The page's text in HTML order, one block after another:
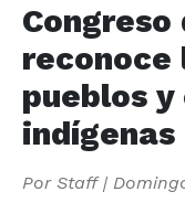
Congreso
reconoce
pueblos y
indígenas
Por Staff|